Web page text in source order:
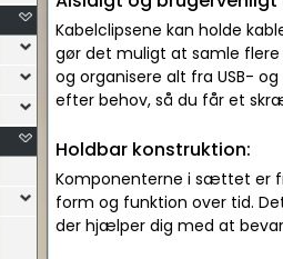
Kabelclipsene kan holde
gør det muligt at samle
og organisere alt fra USB-
efter behov, så du får et
Holdbar konstruktion:
Komponenterne i sættet er
form og funktion over tid.
der hjælper dig med at